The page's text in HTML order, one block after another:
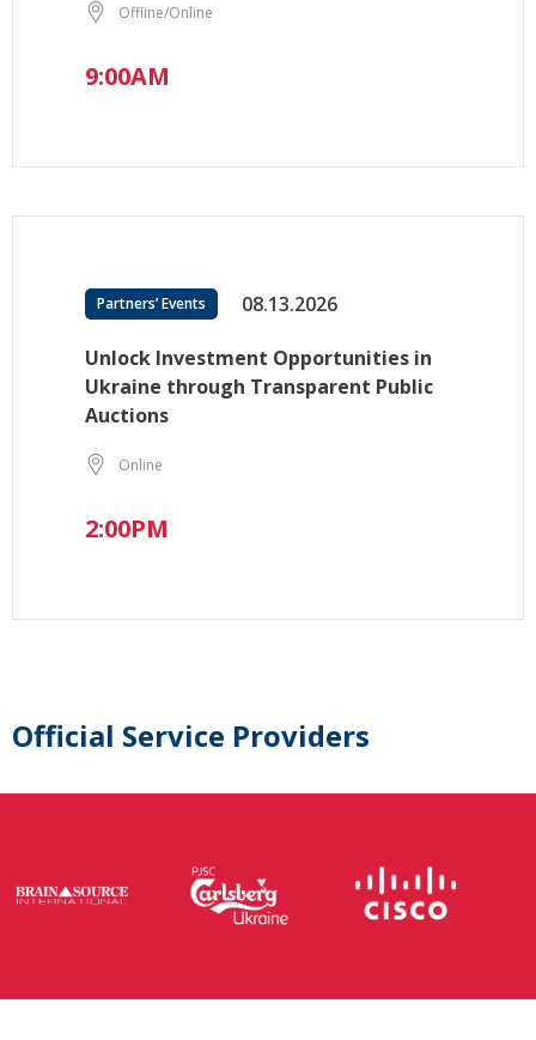
Offline/Online
9:00AM
Partners’ Events 08.13.2026
Unlock Investment Opportunities in
Ukraine through Transparent Public
Auctions
Online
2:00PM
Official Service Providers